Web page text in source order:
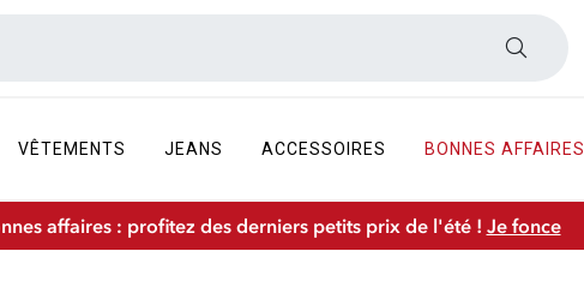
VÊTEMENTS JEANS ACCESSOIRES BONNES AFFAIRES
affaires : profitez des derniers petits prix de l'été ! Je fonce